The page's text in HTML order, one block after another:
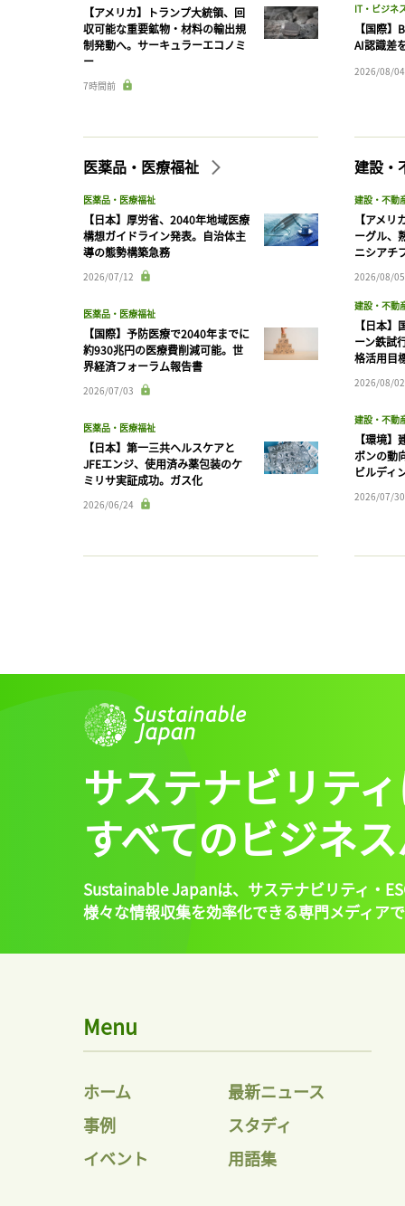
【アメリカ】トランプ大統領、回
収可能な重要鉱物・材料の輸出規
制発動へ。サーキュラーエコノミ
ー
7時間前
IT・ビジネ
【国際
AI認識差
2026/08/04
医薬品・医療福祉
医薬品・医療福祉
【日本】厚労省、2040年地域医療
構想ガイドライン発表。自治体主
導の態勢構築急務
2026/07/12
医薬品・医療福祉
【国際】予防医療で2040年までに
約930兆円の医療費削減可能。世
界経済フォーラム報告書
2026/07/03
医薬品・医療福祉
【日本】第一三共ヘルスケアと
JFEエンジ、使用済み薬包装のケ
ミリサ実証成功。ガス化
2026/06/24
建設・
建設・不動
【アメ
ーグル、
ニシアチ
2026/08/05
建設・不動
【日本
ーン鉄試
格活用目
2026/08/02
建設・不動
【環境
ボンの動
ビルディ
2026/07/30
サステナビリテ
すべてのビジネ
Sustainable Japanは、 サステナビリティ・
様々な情報収集を効率化できる専門メディア
Menu
ホーム
最新ニュース
事例
スタディ
イベント
用語集